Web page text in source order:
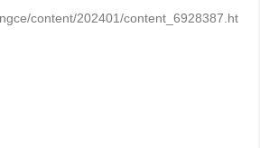
content/202401/content_6928387.ht